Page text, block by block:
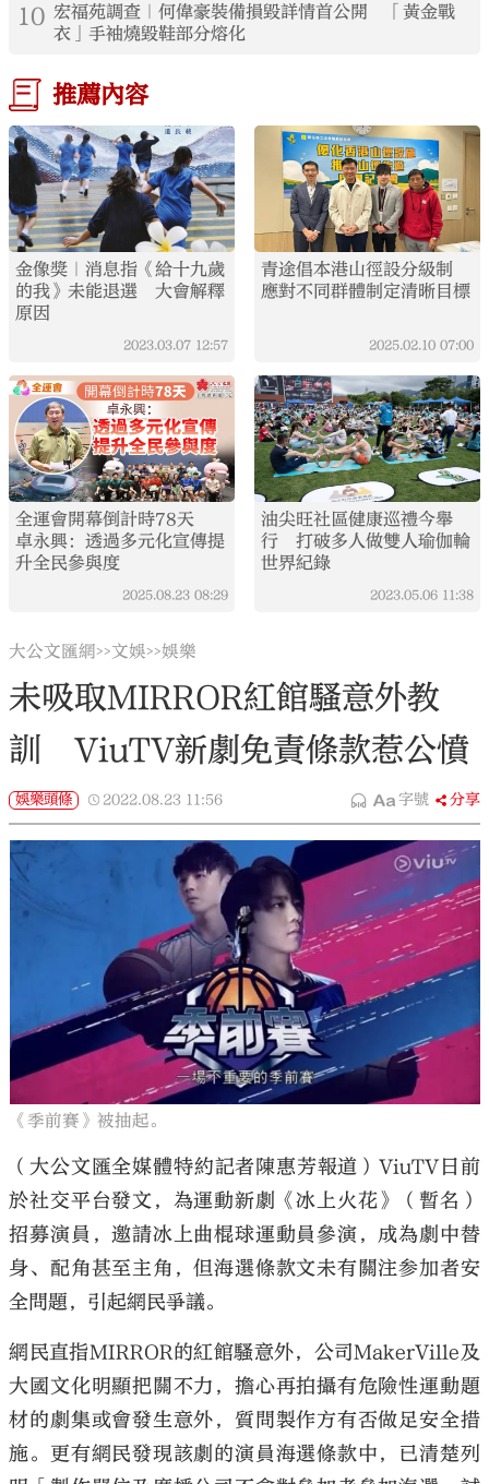
10 宏福苑調查｜何偉豪裝備損毀詳情首公開 「黃金戰
衣」手袖燒毀鞋部分熔化
推薦內容
金像獎｜消息指《給十九歲
的我》未能退選 大會解釋
原因
2023.03.07 12:57
青途倡本港山徑設分級制
應對不同群體制定清晰目標
2025.02.10 07:00
全運會開幕倒計時78天
卓永興：透過多元化宣傳提
升全民參與度
2025.08.23 08:29
油尖旺社區健康巡禮今舉
行 打破多人做雙人瑜伽輪
世界紀錄
2023.05.06 11:38
大公文匯網>>文娛>>娛樂
未吸取MIRROR紅館騷意外教
訓 ViuTV新劇免責條款惹公憤
娛樂頭條 2022.08.23 11:56 字號 分享
《季前賽》被抽起。
（大公文匯全媒體特約記者陳惠芳報道）ViuTV日前
於社交平台發文，為運動新劇《冰上火花》（暫名）
招募演員，邀請冰上曲棍球運動員參演，成為劇中替
身、配角甚至主角，但海選條款文未有關注参加者安
全問題，引起網民爭議。
網民直指MIRROR的紅館騷意外，公司MakerVille及
大國文化明顯把關不力，擔心再拍攝有危險性運動題
材的劇集或會發生意外，質問製作方有否做足安全措
施。更有網民發現該劇的演員海選條款中，已清楚列